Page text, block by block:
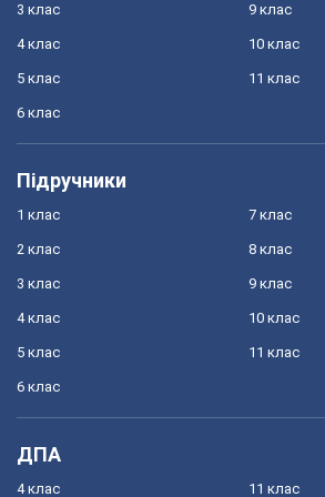
3 клас
4 клас
5 клас
6 клас
9 клас
10 клас
11 клас
Підручники
1 клас
2 клас
3 клас
4 клас
5 клас
6 клас
7 клас
8 клас
9 клас
10 клас
11 клас
ДПА
4 клас 11 клас